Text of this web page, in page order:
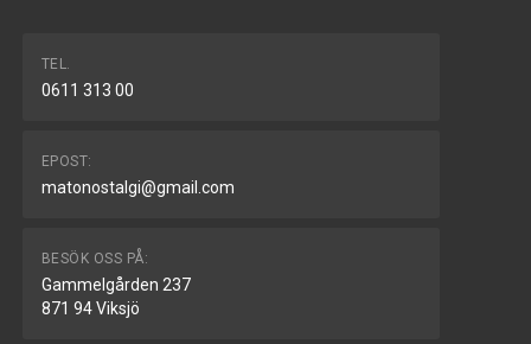
TEL.
0611 313 00
EPOST:
matonostalgi@gmail.com
BESÖK OSS PÅ:
Gammelgården 237
871 94 Viksjö